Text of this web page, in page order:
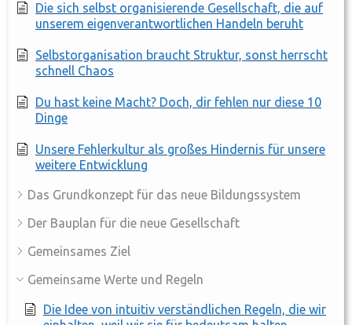
Die sich selbst organisierende Gesellschaft, die auf
unserem eigenverantwortlichen Handeln beruht
Selbstorganisation braucht Struktur, sonst herrscht
schnell Chaos
Du hast keine Macht? Doch, dir fehlen nur diese 10
Dinge
Unsere Fehlerkultur als großes Hindernis für unsere
weitere Entwicklung
Das Grundkonzept für das neue Bildungssystem
Der Bauplan für die neue Gesellschaft
Gemeinsames Ziel
Gemeinsame Werte und Regeln
Die Idee von intuitiv verständlichen Regeln, die wir